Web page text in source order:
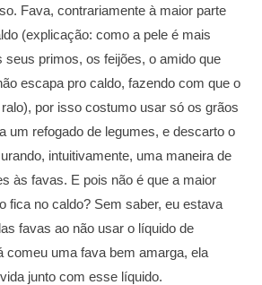
Fava, contrariamente à maior parte
(explicação: como a pele é mais
seus primos, os feijões, o amido que
escapa pro caldo, fazendo com que o
por isso costumo usar só os grãos
um refogado de legumes, e descarto o
intuitivamente, uma maneira de
às favas. E pois não é que a maior
fica no caldo? Sem saber, eu estava
favas ao não usar o líquido de
comeu uma fava bem amarga, ela
junto com esse líquido.